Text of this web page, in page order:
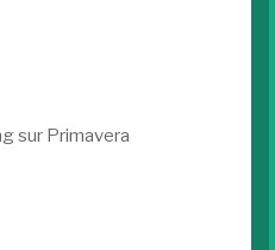
sur Primavera